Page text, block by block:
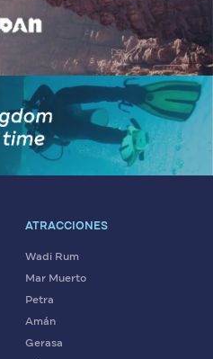
ATRACCIONES
Wadi Rum
Mar Muerto
Petra
Amán
Gerasa